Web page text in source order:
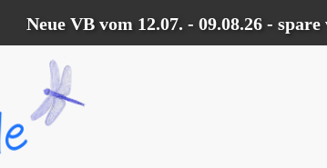
VB vom 12.07. - 09.08.26 - spare